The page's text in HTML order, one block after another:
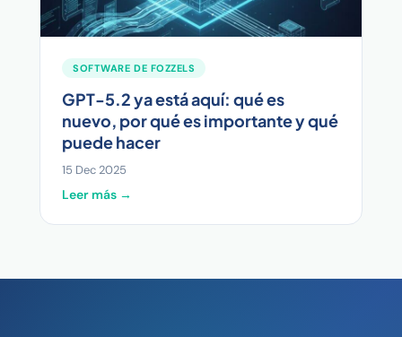
SOFTWARE DE FOZZELS
GPT-5.2 ya está aquí: qué es
nuevo, por qué es importante y qué
puede hacer
15 Dec 2025
Leer más →